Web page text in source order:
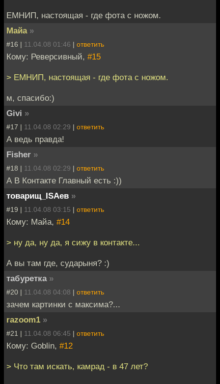
ЕМНИП, настоящая - где фота с ножом.
Майа »
#16 | 11.04.08 01:46 | ответить
Кому: Реверсивный, #15
> ЕМНИП, настоящая - где фота с ножом.
м, спасибо:)
Givi »
#17 | 11.04.08 02:29 | ответить
А ведь правда!
Fisher »
#18 | 11.04.08 02:29 | ответить
А В Контакте Главный есть :))
товарищ_ISAев »
#19 | 11.04.08 03:15 | ответить
Кому: Майа, #14
> ну да, ну да, я сижу в контакте...
А вы там где, сударыня? :)
табуретка »
#20 | 11.04.08 04:08 | ответить
зачем картинки с максима?...
razoom1 »
#21 | 11.04.08 06:45 | ответить
Кому: Goblin, #12
> Что там искать, камрад - в 47 лет?